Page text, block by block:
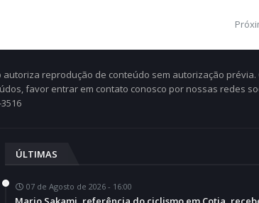
autoriza reprodução de conteúdo sem autorização prévia.
favor entrar em contato conosco por nossas redes
ÚLTIMAS
07 de Agosto de 2026 - 16:00